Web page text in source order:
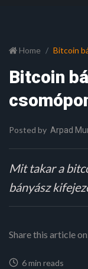
Home Bitcoin
Bitcoin
Posted by Arpad
Mit takar a
bányász
Share this article
6 min reads